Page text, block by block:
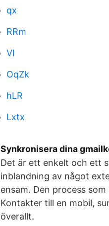
qx
RRm
VI
OqZk
hLR
Lxtx
Synkronisera dina
Det är ett enkelt och ett
inblandning av något
ensam. Den process
Kontakter till en mobil,
överallt.